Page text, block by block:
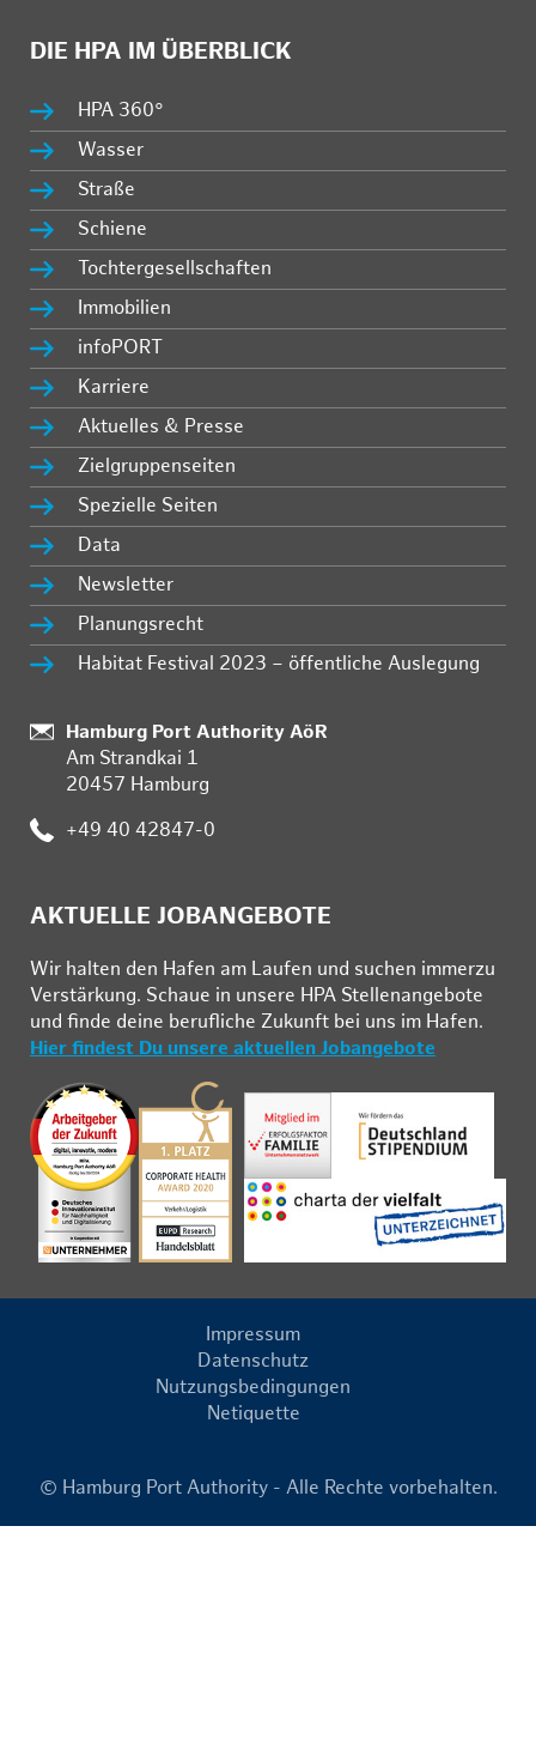
DIE HPA IM ÜBERBLICK
HPA 360°
Wasser
Straße
Schiene
Tochtergesellschaften
Immobilien
infoPORT
Karriere
Aktuelles & Presse
Zielgruppenseiten
Spezielle Seiten
Data
Newsletter
Planungsrecht
Habitat Festival 2023 – öffentliche Auslegung
:
Hamburg Port Authority AöR
Am Strandkai 1
20457 Hamburg
: +49 40 42847-0
AKTUELLE JOBANGEBOTE
Wir hal­ten den Ha­fen am Lau­fen und su­chen im­mer­zu
Ver­stär­kung. Schau­e in un­se­re HPA Stel­len­an­ge­bo­te
und fin­de deine be­ruf­li­che Zu­kunft bei uns im Ha­fen.
Hier findest Du unsere aktuellen Jobangebote
Impressum
Datenschutz
Nutzungsbedingungen
Netiquette
© Hamburg Port Authority - Alle Rechte vorbehalten.